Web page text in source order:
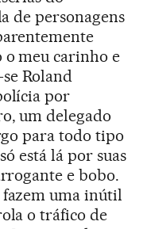
de personagens
o meu carinho e
Roland
por
um delegado
para todo tipo
está lá por suas
e bobo.
uma inútil
o tráfico de